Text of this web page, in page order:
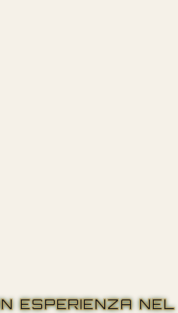
ESPERIENZA NEL